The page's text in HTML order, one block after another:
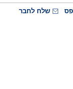
שלח לחבר